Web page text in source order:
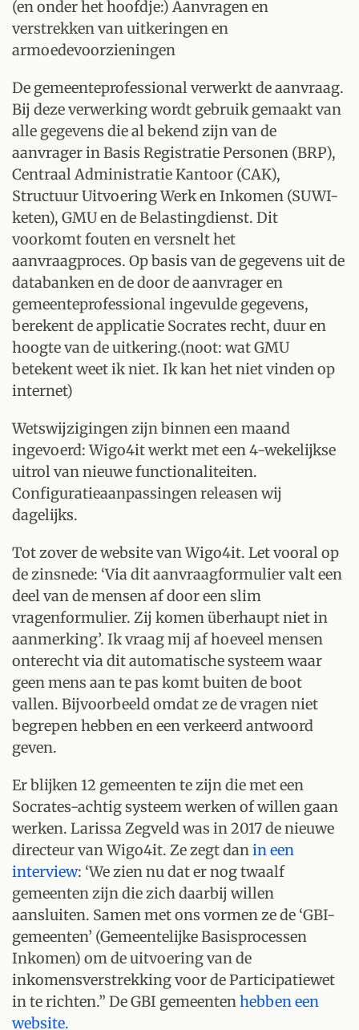
(en onder het hoofdje:) Aanvragen en
verstrekken van uitkeringen en
armoedevoorzieningen
De gemeenteprofessional verwerkt de aanvraag.
Bij deze verwerking wordt gebruik gemaakt van
alle gegevens die al bekend zijn van de
aanvrager in Basis Registratie Personen (BRP),
Centraal Administratie Kantoor (CAK),
Structuur Uitvoering Werk en Inkomen (SUWI-
keten), GMU en de Belastingdienst. Dit
voorkomt fouten en versnelt het
aanvraagproces. Op basis van de gegevens uit de
databanken en de door de aanvrager en
gemeenteprofessional ingevulde gegevens,
berekent de applicatie Socrates recht, duur en
hoogte van de uitkering.(noot: wat GMU
betekent weet ik niet. Ik kan het niet vinden op
internet)
Wetswijzigingen zijn binnen een maand
ingevoerd: Wigo4it werkt met een 4-wekelijkse
uitrol van nieuwe functionaliteiten.
Configuratieaanpassingen releasen wij
dagelijks.
Tot zover de website van Wigo4it. Let vooral op
de zinsnede: ‘Via dit aanvraagformulier valt een
deel van de mensen af door een slim
vragenformulier. Zij komen überhaupt niet in
aanmerking’. Ik vraag mij af hoeveel mensen
onterecht via dit automatische systeem waar
geen mens aan te pas komt buiten de boot
vallen. Bijvoorbeeld omdat ze de vragen niet
begrepen hebben en een verkeerd antwoord
geven.
Er blijken 12 gemeenten te zijn die met een
Socrates-achtig systeem werken of willen gaan
werken. Larissa Zegveld was in 2017 de nieuwe
directeur van Wigo4it. Ze zegt danin een
interview: ‘We zien nu dat er nog twaalf
gemeenten zijn die zich daarbij willen
aansluiten. Samen met ons vormen ze de ‘GBI-
gemeenten’ (Gemeentelijke Basisprocessen
Inkomen) om de uitvoering van de
inkomensverstrekking voor de Participatiewet
in te richten.” De GBI gemeentenhebben een
website.